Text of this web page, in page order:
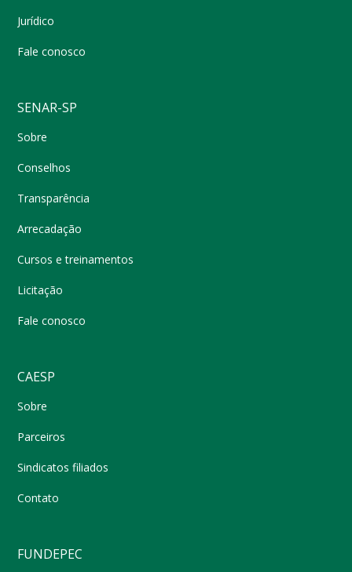
Jurídico
Fale conosco
SENAR-SP
Sobre
Conselhos
Transparência
Arrecadação
Cursos e treinamentos
Licitação
Fale conosco
CAESP
Sobre
Parceiros
Sindicatos filiados
Contato
FUNDEPEC